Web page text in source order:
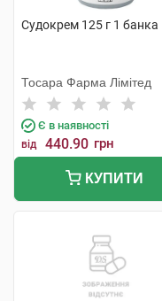
Судокрем 125 г 1 банка
Тосара Фарма Лімітед
Є в наявності
від 440.90 грн
КУПИТИ